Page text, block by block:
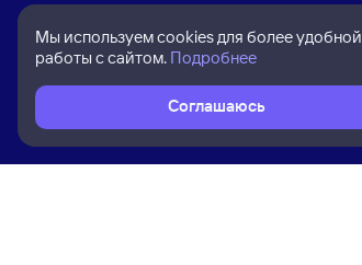
Мы используем cookies для более удобной
работы с сайтом. Подробнее
Соглашаюсь